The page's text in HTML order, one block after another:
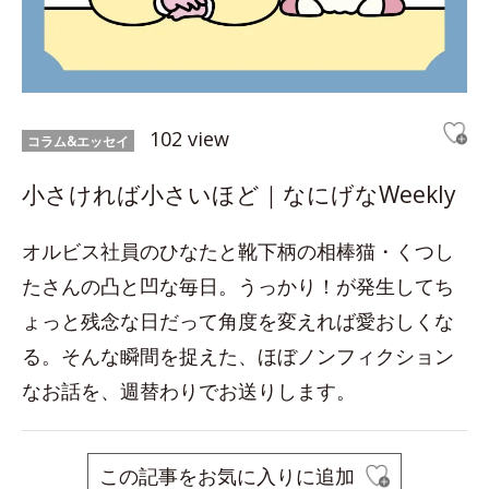
コラム&エッセイ 102 view
小さければ小さいほど｜なにげなWeekly
オルビス社員のひなたと靴下柄の相棒猫・くつし
たさんの凸と凹な毎日。うっかり！が発生してち
ょっと残念な日だって角度を変えれば愛おしくな
る。そんな瞬間を捉えた、ほぼノンフィクション
なお話を、週替わりでお送りします。
この記事をお気に入りに追加